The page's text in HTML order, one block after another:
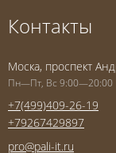
Контакты
Моска, проспект
Пн—Пт, Вс 9:00—20:00
+7(499)409-26-19
+79267429897
pro@pali-it.ru